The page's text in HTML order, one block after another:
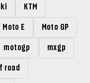
KTM
Moto E Moto GP
motogp mxgp
road